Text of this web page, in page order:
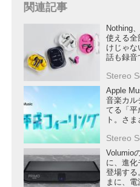
関連記事
Nothing
使える全
けじゃな
話も録音
Stereo
Apple
音楽カル
てる「平
ト。さ
Stereo
Volumio
に、進化
登場する
まに、電